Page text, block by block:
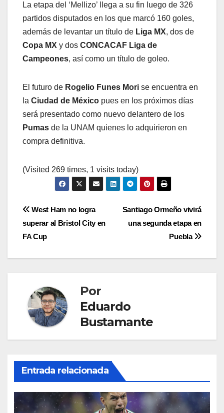
La etapa del ‘Mellizo’ llega a su fin luego de 326
partidos disputados en los que marcó 160 goles,
además de levantar un título de Liga MX, dos de
Copa MX y dos CONCACAF Liga de
Campeones, así como un título de goleo.
El futuro de Rogelio Funes Mori se encuentra en
la Ciudad de México pues en los próximos días
será presentado como nuevo delantero de los
Pumas de la UNAM quienes lo adquirieron en
compra definitiva.
(Visited 269 times, 1 visits today)
Navegación
de
entradas
Santiago Ormeño vivirá
una segunda etapa en
Puebla
West Ham no logra
superar al Bristol City en
FA Cup
Por
Eduardo
Bustamante
Entrada relacionada